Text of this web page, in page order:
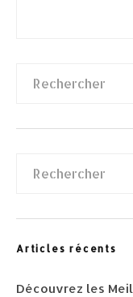
Articles récents
Découvrez les